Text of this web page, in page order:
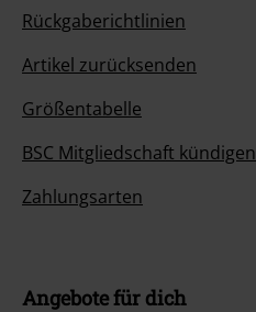
Rückgaberichtlinien
Artikel zurücksenden
Größentabelle
BSC Mitgliedschaft kündigen
Zahlungsarten
Angebote für dich